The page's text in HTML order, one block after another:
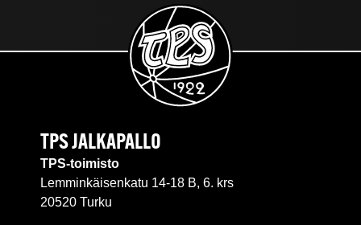
TPS JALKAPALLO
TPS-toimisto
Lemminkäisenkatu 14-18 B, 6. krs
20520 Turku